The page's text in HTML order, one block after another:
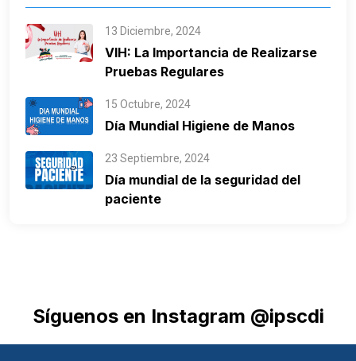
13 Diciembre, 2024
VIH: La Importancia de Realizarse
Pruebas Regulares
15 Octubre, 2024
Día Mundial Higiene de Manos
23 Septiembre, 2024
Día mundial de la seguridad del
paciente
Síguenos en Instagram @ipscdi